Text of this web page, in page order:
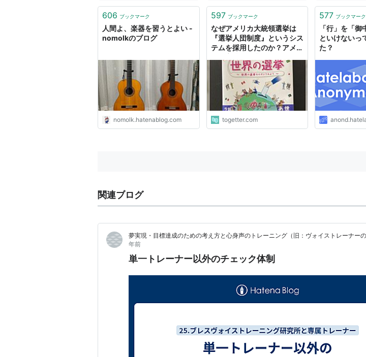
る？」へい、へい、「インタビュ
が...
はありません。 ついてないもの
---...
606 ブックマーク
人間よ、楽器を習うとよい -
nomolkのブログ
nomolk.hatenablog.com
597 ブックマーク
なぜアメリカ大統領選挙は
『選挙人団制度』というシス
テムを採用したのか？アメリ
togetter.com
577 ブックマーク
「行」を「
といけないっ
た？
関連ブログ
夢実現・目標達成のための考え方と心身声のトレーニング（旧：ヴォイストレーナーの
年前
単一トレーナー以外のチェック体制